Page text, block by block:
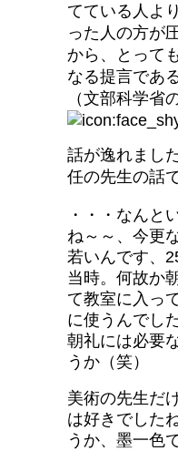
てている人よ
った人の方が
から、とって
なる提言であ
（文部科学省
話が逸れまし
任の先生の話
・・・なんと
ね～～、今更
若いんです、
当時。何故か
て教室に入っ
に使うんでし
朝礼には必要
うか（笑）
美術の先生だ
は好きでした
うか、墨一色